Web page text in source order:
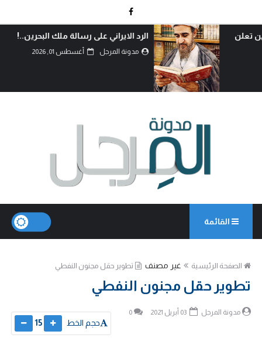
الرد الايراني على رسالة ملك البحرين..!
مدونة المرجل أغسطس 01, 2026
القائمة
الصفحة الرئيسية غير مصنف تطوير حقل مجنون النفطي
تطوير حقل مجنون النفطي
مدونة المرجل 0
حجم الخط 15